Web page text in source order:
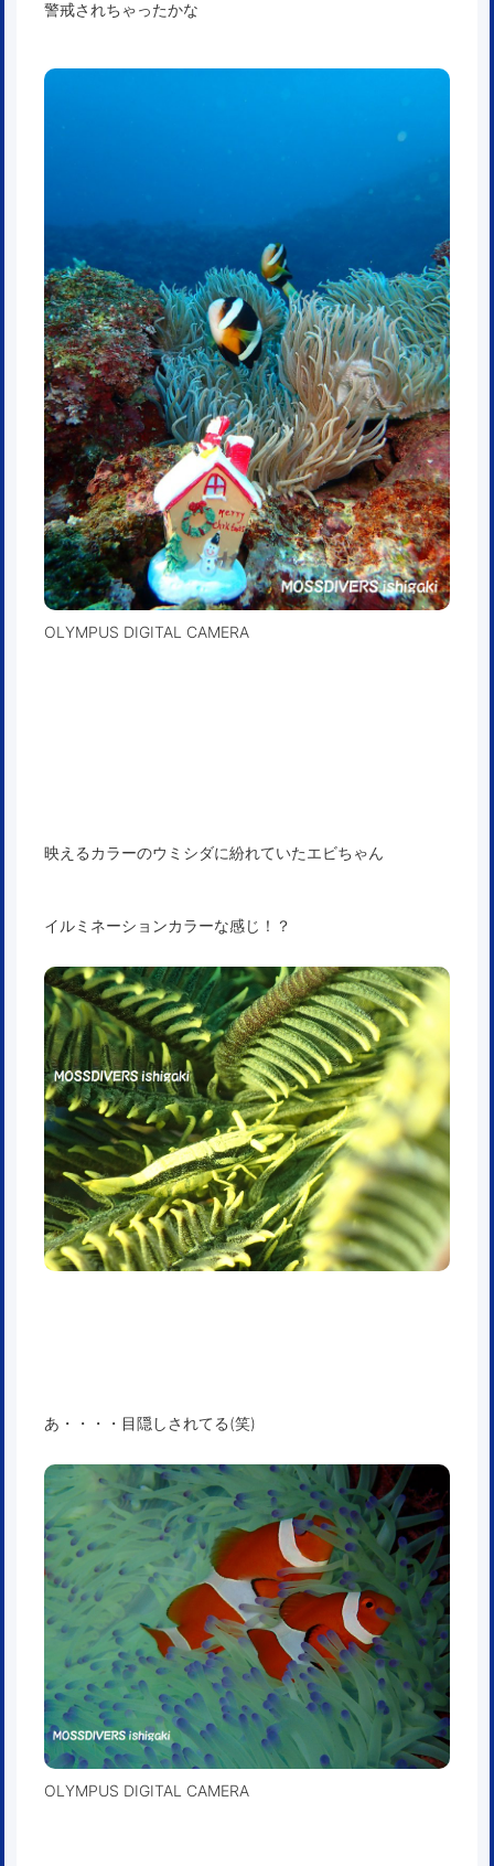
警戒されちゃったかな
OLYMPUS DIGITAL CAMERA
映えるカラーのウミシダに紛れていたエビちゃん
イルミネーションカラーな感じ！？
あ・・・・目隠しされてる(笑)
OLYMPUS DIGITAL CAMERA